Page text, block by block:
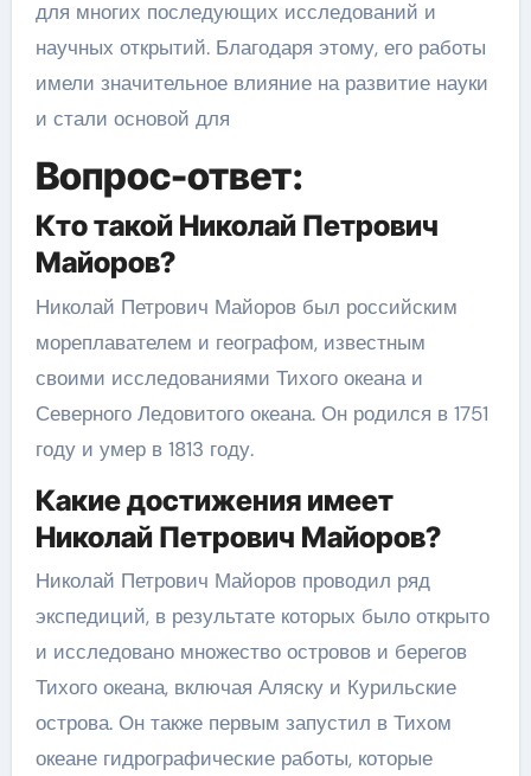
для многих последующих исследований и
научных открытий. Благодаря этому, его работы
имели значительное влияние на развитие науки
и стали основой для
Вопрос-ответ:
Кто такой Николай Петрович
Майоров?
Николай Петрович Майоров был российским
мореплавателем и географом, известным
своими исследованиями Тихого океана и
Северного Ледовитого океана. Он родился в 1751
году и умер в 1813 году.
Какие достижения имеет
Николай Петрович Майоров?
Николай Петрович Майоров проводил ряд
экспедиций, в результате которых было открыто
и исследовано множество островов и берегов
Тихого океана, включая Аляску и Курильские
острова. Он также первым запустил в Тихом
океане гидрографические работы, которые